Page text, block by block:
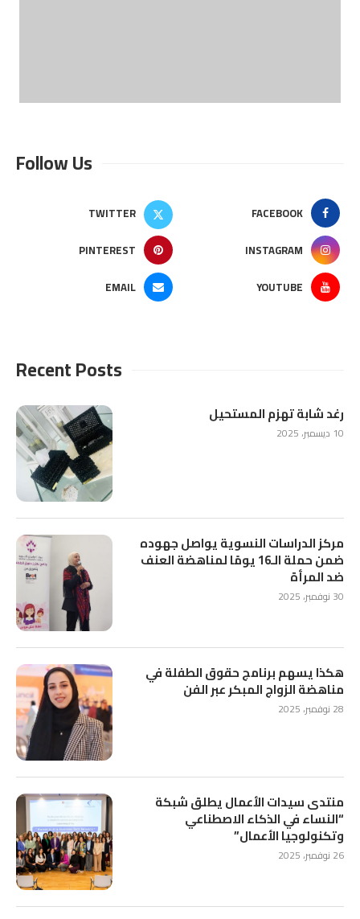
Follow Us
FACEBOOK
TWITTER
INSTAGRAM
PINTEREST
YOUTUBE
EMAIL
Recent Posts
رغد شابة تهزم المستحيل
10 ديسمبر، 2025
مركز الدراسات النسوية يواصل جهوده
ضمن حملة الـ16 يومًا لمناهضة العنف
ضد المرأة
30 نوفمبر، 2025
هكذا يسهم برنامج حقوق الطفلة في
مناهضة الزواج المبكر عبر الفن
28 نوفمبر، 2025
منتدى سيدات الأعمال يطلق شبكة
“النساء في الذكاء الاصطناعي
وتكنولوجيا الأعمال”
26 نوفمبر، 2025